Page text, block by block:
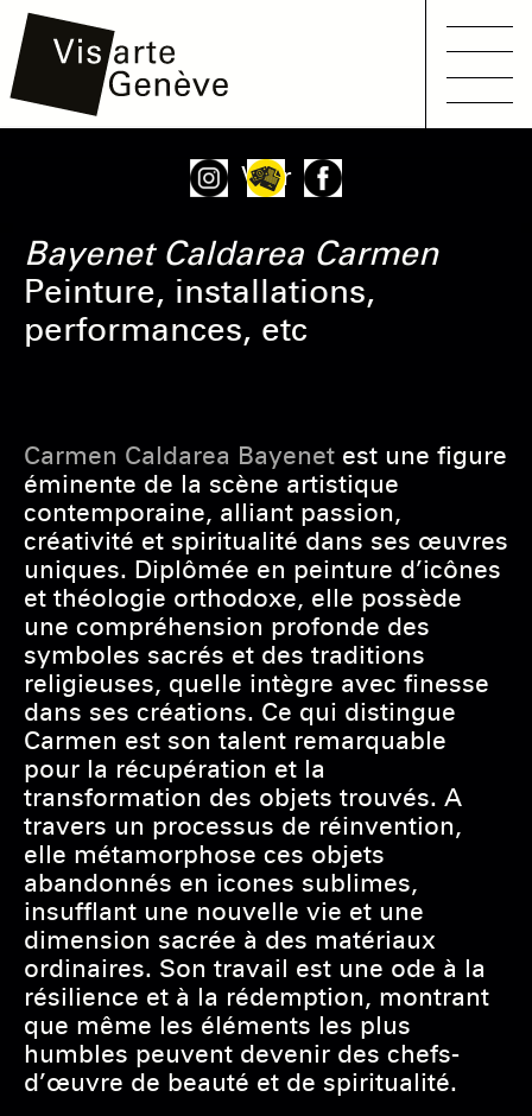
principal
Voir
Bayenet Caldarea Carmen
Peinture, installations,
performances, etc
Carmen Caldarea Bayenetest une figure
éminente de la scène artistique
contemporaine, alliant passion,
créativité et spiritualité dans ses œuvres
uniques. Diplômée en peinture d’icônes
et théologie orthodoxe, elle possède
une compréhension profonde des
symboles sacrés et des traditions
religieuses, quelle intègre avec finesse
dans ses créations. Ce qui distingue
Carmen est son talent remarquable
pour la récupération et la
transformation des objets trouvés. A
travers un processus de réinvention,
elle métamorphose ces objets
abandonnés en icones sublimes,
insufflant une nouvelle vie et une
dimension sacrée à des matériaux
ordinaires. Son travail est une ode à la
résilience et à la rédemption, montrant
que même les éléments les plus
humbles peuvent devenir des chefs-
d’œuvre de beauté et de spiritualité.